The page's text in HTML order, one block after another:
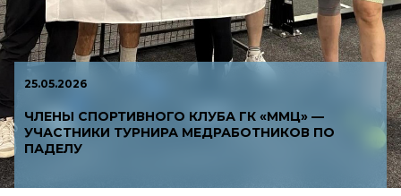
25.05.2026
ЧЛЕНЫ СПОРТИВНОГО КЛУБА ГК «ММЦ» —
УЧАСТНИКИ ТУРНИРА МЕДРАБОТНИКОВ ПО
ПАДЕЛУ